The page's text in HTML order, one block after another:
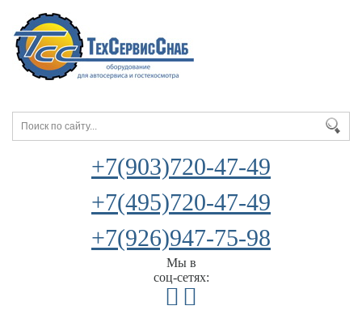
+7(903)720-47-49
+7(495)720-47-49
+7(926)947-75-98
Мы в
соц-сетях: